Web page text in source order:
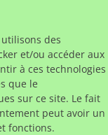
des
et/ou accéder aux
à ces technologies
que le
sur ce site. Le fait
peut avoir un
fonctions.